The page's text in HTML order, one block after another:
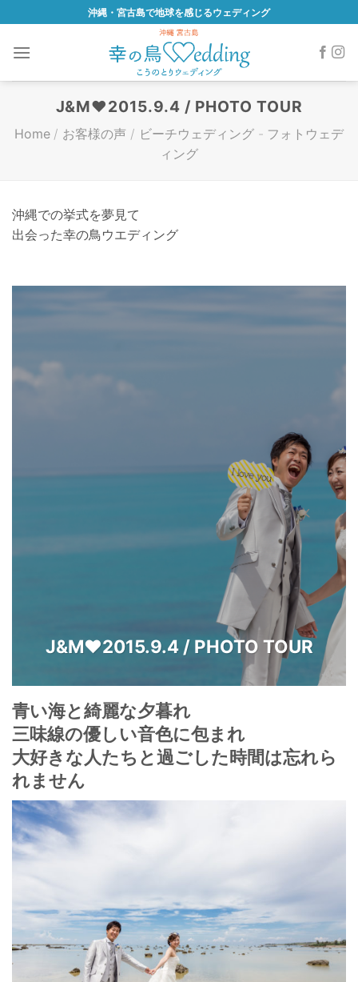
to
content
沖縄・宮古島で地球を感じるウェディング
J&M♥2015.9.4 / PHOTO TOUR
Home / お客様の声 / ビーチウェディング - フォトウェデ
ィング
沖縄での挙式を夢見て
出会った幸の鳥ウエディング
J&M♥2015.9.4 / PHOTO TOUR
青い海と綺麗な夕暮れ
三味線の優しい音色に包まれ
大好きな人たちと過ごした時間は忘れら
れません